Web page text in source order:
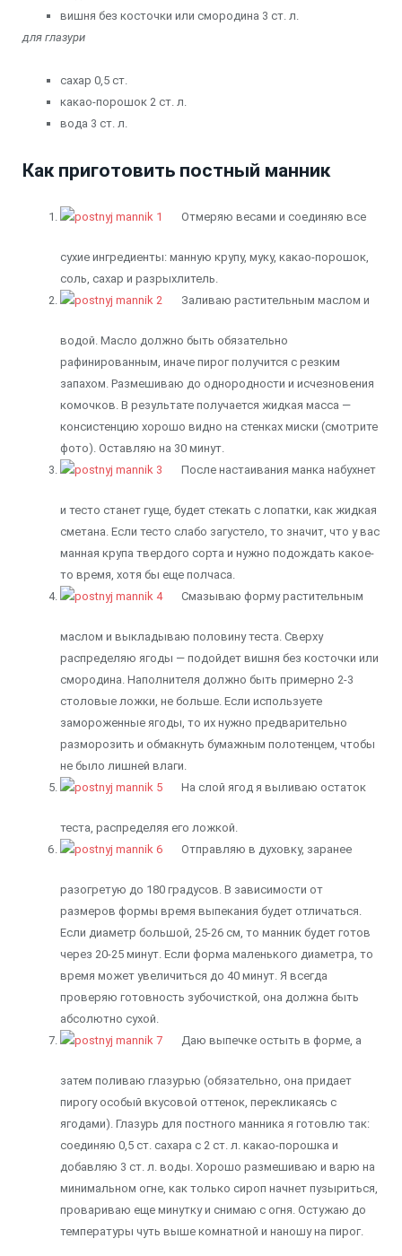
вишня без косточки или смородина 3 ст. л.
для глазури
сахар 0,5 ст.
какао-порошок 2 ст. л.
вода 3 ст. л.
Как приготовить постный манник
Отмеряю весами и соединяю все
сухие ингредиенты: манную крупу, муку, какао-порошок,
соль, сахар и разрыхлитель.
Заливаю растительным маслом и
водой. Масло должно быть обязательно
рафинированным, иначе пирог получится с резким
запахом. Размешиваю до однородности и исчезновения
комочков. В результате получается жидкая масса —
консистенцию хорошо видно на стенках миски (смотрите
фото). Оставляю на 30 минут.
После настаивания манка набухнет
и тесто станет гуще, будет стекать с лопатки, как жидкая
сметана. Если тесто слабо загустело, то значит, что у вас
манная крупа твердого сорта и нужно подождать какое-
то время, хотя бы еще полчаса.
Смазываю форму растительным
маслом и выкладываю половину теста. Сверху
распределяю ягоды — подойдет вишня без косточки или
смородина. Наполнителя должно быть примерно 2-3
столовые ложки, не больше. Если используете
замороженные ягоды, то их нужно предварительно
разморозить и обмакнуть бумажным полотенцем, чтобы
не было лишней влаги.
На слой ягод я выливаю остаток
теста, распределяя его ложкой.
Отправляю в духовку, заранее
разогретую до 180 градусов. В зависимости от
размеров формы время выпекания будет отличаться.
Если диаметр большой, 25-26 см, то манник будет готов
через 20-25 минут. Если форма маленького диаметра, то
время может увеличиться до 40 минут. Я всегда
проверяю готовность зубочисткой, она должна быть
абсолютно сухой.
Даю выпечке остыть в форме, а
затем поливаю глазурью (обязательно, она придает
пирогу особый вкусовой оттенок, перекликаясь с
ягодами). Глазурь для постного манника я готовлю так:
соединяю 0,5 ст. сахара с 2 ст. л. какао-порошка и
добавляю 3 ст. л. воды. Хорошо размешиваю и варю на
минимальном огне, как только сироп начнет пузыриться,
провариваю еще минутку и снимаю с огня. Остужаю до
температуры чуть выше комнатной и наношу на пирог.